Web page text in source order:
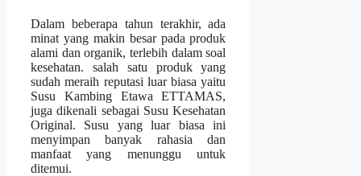
Dalam beberapa tahun terakhir, ada
minat yang makin besar pada produk
alami dan organik, terlebih dalam soal
kesehatan. salah satu produk yang
sudah meraih reputasi luar biasa yaitu
Susu Kambing Etawa ETTAMAS,
juga dikenali sebagai Susu Kesehatan
Original. Susu yang luar biasa ini
menyimpan banyak rahasia dan
manfaat yang menunggu untuk
ditemui.